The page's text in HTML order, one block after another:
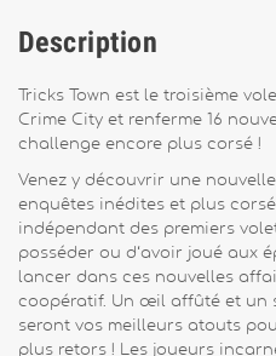
Description
Tricks Town est le troisième
Crime City et renferme 16
challenge encore plus corsé !
Venez y découvrir une
enquêtes inédites et plus
indépendant des premiers
posséder ou d‘avoir joué aux
lancer dans ces nouvelles
coopératif. Un œil affûté et un
seront vos meilleurs atouts
plus retors ! Les joueurs